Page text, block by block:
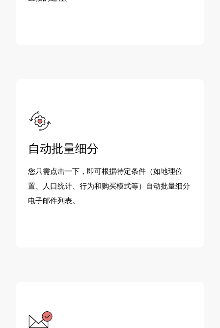
自动批量细分
您只需点击一下，即可根据特定条件（如地理位
置、人口统计、行为和购买模式等）自动批量细分
电子邮件列表。